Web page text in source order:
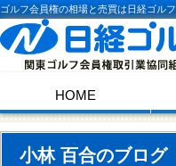
ゴルフ会員権の相場と売買は日経ゴルフ
HOME
小林 百合のブログ